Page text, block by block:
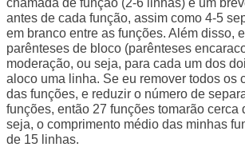
chamada de função (2-6 linhas) e um
antes de cada função, assim como 4-5
em branco entre as funções. Além disso,
parênteses de bloco (parênteses
moderação, ou seja, para cada um dos
aloco uma linha. Se eu remover todos os
das funções, e reduzir o número de
funções, então 27 funções tomarão cerca
seja, o comprimento médio das minhas
de 15 linhas.